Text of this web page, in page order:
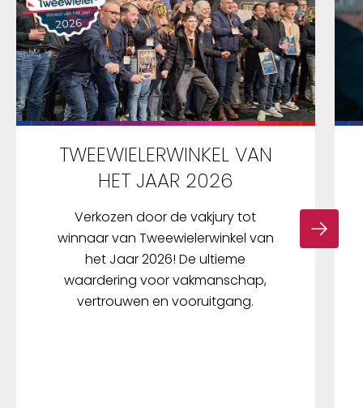
TWEEWIELERWINKEL VAN
HET JAAR 2026
Verkozen door de vakjury tot
winnaar van Tweewielerwinkel van
het Jaar 2026! De ultieme
waardering voor vakmanschap,
vertrouwen en vooruitgang.